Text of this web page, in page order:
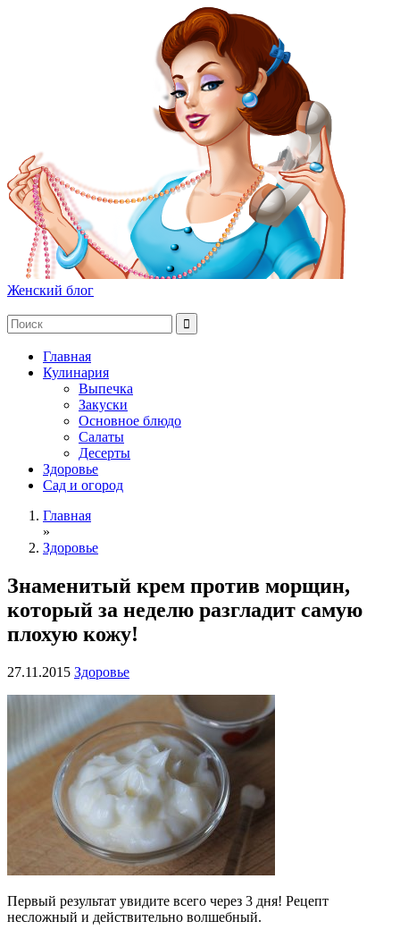
Женский блог
Главная
Кулинария
Выпечка
Закуски
Основное блюдо
Салаты
Десерты
Здоровье
Сад и огород
Главная
»
Здоровье
Знаменитый крем против морщин,
который за неделю разгладит самую
плохую кожу!
27.11.2015 Здоровье
Первый результат увидите всего через 3 дня! Рецепт
несложный и действительно волшебный.